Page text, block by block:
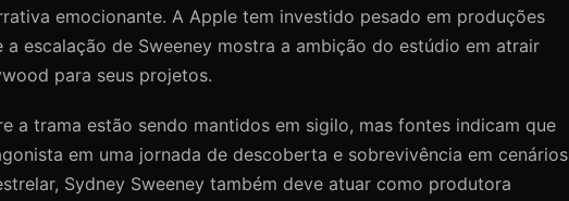
emocionante. A Apple tem investido pesado em produções
escalação de Sweeney mostra a ambição do estúdio em atrair
para seus projetos.
a trama estão sendo mantidos em sigilo, mas fontes indicam que
em uma jornada de descoberta e sobrevivência em cenários
Sydney Sweeney também deve atuar como produtora